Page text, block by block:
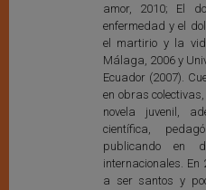
amor, 2010; El
enfermedad y el
el martirio y la
Málaga, 2006 y
Ecuador (2007).
en obras
novela juvenil,
científica,
publicando en
internacionales.
a ser santos y